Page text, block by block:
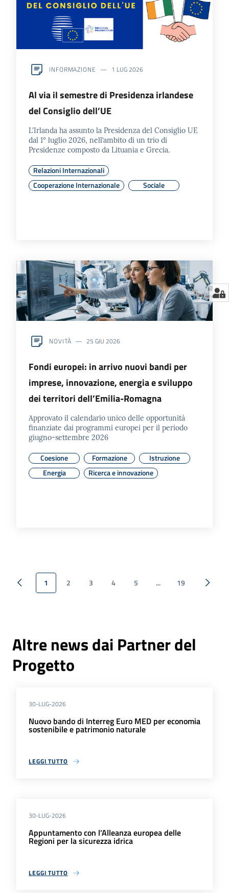
INFORMAZIONE 1 LUG 2026
Al via il semestre di Presidenza irlandese
del Consiglio dell’UE
L'Irlanda ha assunto la Presidenza del Consiglio UE
dal 1° luglio 2026, nell’ambito di un trio di
Presidenze composto da Lituania e Grecia.
Relazioni Internazionali
Cooperazione Internazionale
Sociale
NOVITÀ 25 GIU 2026
Fondi europei: in arrivo nuovi bandi per
imprese, innovazione, energia e sviluppo
dei territori dell’Emilia-Romagna
Approvato il calendario unico delle opportunità
finanziate dai programmi europei per il periodo
giugno-settembre 2026
Coesione Formazione
Istruzione
Energia
Ricerca e innovazione
Pagina precedente
1 2 3 4 5 ...Pagina successiva
19
Altre news dai Partner del
Progetto
30-LUG-2026
Nuovo bando di Interreg Euro MED per economia
sostenibile e patrimonio naturale
LEGGI TUTTO
30-LUG-2026
Appuntamento con l'Alleanza europea delle
Regioni per la sicurezza idrica
LEGGI TUTTO